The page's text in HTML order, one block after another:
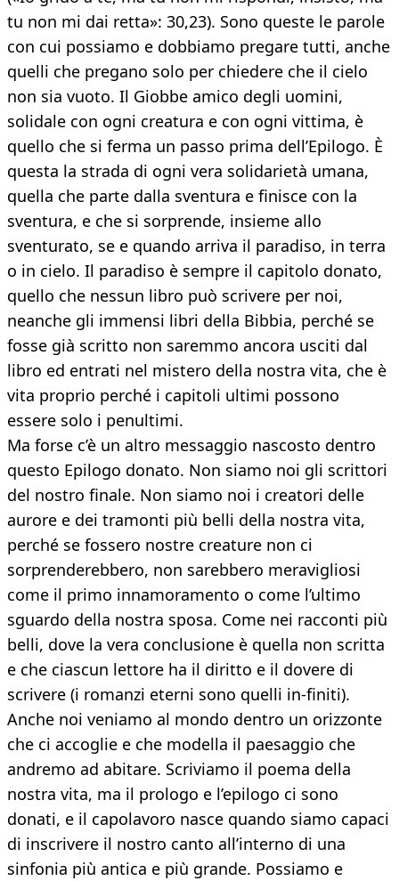
tu non mi dai retta»: 30,23). Sono queste le parole
con cui possiamo e dobbiamo pregare tutti, anche
quelli che pregano solo per chiedere che il cielo
non sia vuoto. Il Giobbe amico degli uomini,
solidale con ogni creatura e con ogni vittima, è
quello che si ferma un passo prima dell’Epilogo. È
questa la strada di ogni vera solidarietà umana,
quella che parte dalla sventura e finisce con la
sventura, e che si sorprende, insieme allo
sventurato, se e quando arriva il paradiso, in terra
o in cielo. Il paradiso è sempre il capitolo donato,
quello che nessun libro può scrivere per noi,
neanche gli immensi libri della Bibbia, perché se
fosse già scritto non saremmo ancora usciti dal
libro ed entrati nel mistero della nostra vita, che è
vita proprio perché i capitoli ultimi possono
essere solo i penultimi.
Ma forse c’è un altro messaggio nascosto dentro
questo Epilogo donato. Non siamo noi gli scrittori
del nostro finale. Non siamo noi i creatori delle
aurore e dei tramonti più belli della nostra vita,
perché se fossero nostre creature non ci
sorprenderebbero, non sarebbero meravigliosi
come il primo innamoramento o come l’ultimo
sguardo della nostra sposa. Come nei racconti più
belli, dove la vera conclusione è quella non scritta
e che ciascun lettore ha il diritto e il dovere di
scrivere (i romanzi eterni sono quelli in-finiti).
Anche noi veniamo al mondo dentro un orizzonte
che ci accoglie e che modella il paesaggio che
andremo ad abitare. Scriviamo il poema della
nostra vita, ma il prologo e l’epilogo ci sono
donati, e il capolavoro nasce quando siamo capaci
di inscrivere il nostro canto all’interno di una
sinfonia più antica e più grande. Possiamo e